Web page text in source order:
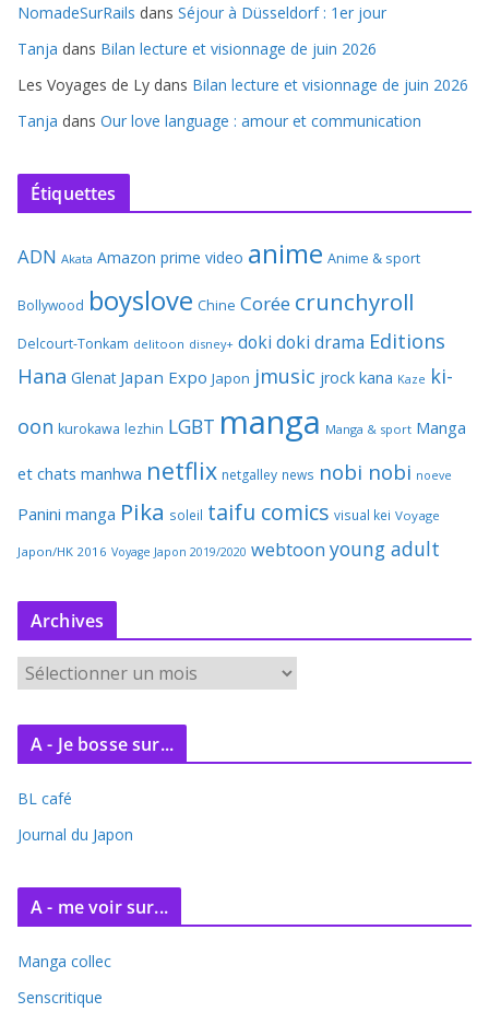
NomadeSurRails dans Séjour à Düsseldorf : 1er jour
Tanja dans Bilan lecture et visionnage de juin 2026
Les Voyages de Ly dans Bilan lecture et visionnage de juin 2026
Tanja dans Our love language : amour et communication
Étiquettes
ADN Akata Amazon prime video anime Anime & sport
Bollywood boyslove Chine Corée crunchyroll
Delcourt-Tonkam delitoon disney+ doki doki drama Editions
Hana Glenat Japan Expo Japon jmusic jrock kana Kaze ki-
oon kurokawa lezhin LGBT manga Manga & sport Manga
et chats manhwa netflix netgalley news nobi nobi noeve
Panini manga Pika soleil taifu comics visual kei Voyage
Japon/HK 2016 Voyage Japon 2019/2020 webtoon young adult
Archives
r
c
v
e
A - Je bosse sur...
BL café
Journal du Japon
A - me voir sur...
Manga collec
Senscritique